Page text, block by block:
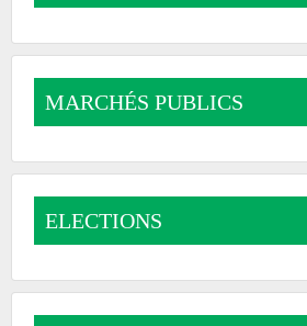
MARCHÉS PUBLICS
ELECTIONS